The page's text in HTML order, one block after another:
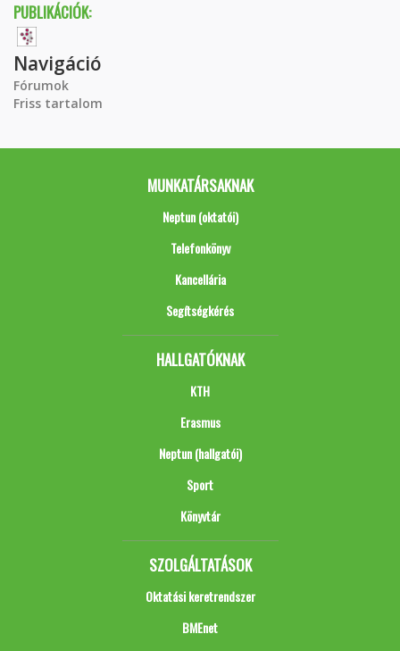
PUBLIKÁCIÓK:
Navigáció
Fórumok
Friss tartalom
MUNKATÁRSAKNAK
Neptun (oktatói)
Telefonkönyv
Kancellária
Segítségkérés
HALLGATÓKNAK
KTH
Erasmus
Neptun (hallgatói)
Sport
Könyvtár
SZOLGÁLTATÁSOK
Oktatási keretrendszer
BMEnet